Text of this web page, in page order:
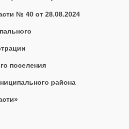
№ 40 от 28.08.2024
поселения
района